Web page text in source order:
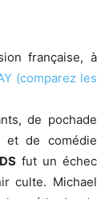
française, à
(comparez les
de pochade
et de comédie
fut un échec
culte. Michael